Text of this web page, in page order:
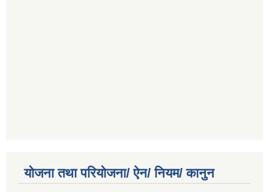
योजना तथा परियोजना/ ऐन/ नियम/ कानुन